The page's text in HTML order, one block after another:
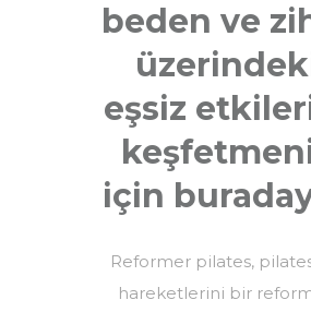
beden ve
eşsiz
için
Reformer pilates,
hareketlerini bir